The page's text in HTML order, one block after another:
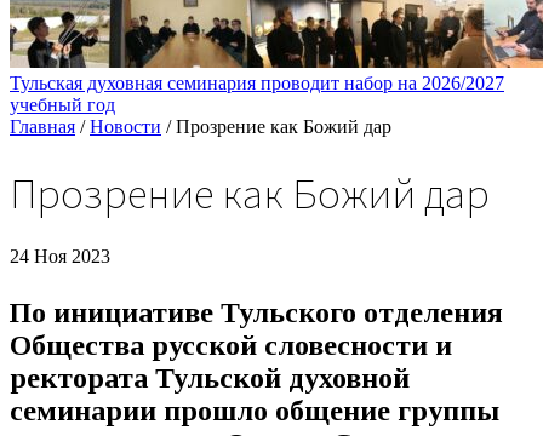
Тульская духовная семинария проводит набор на 2026/2027
учебный год
Главная / Новости / Прозрение как Божий дар
Прозрение как Божий дар
24 Ноя 2023
По инициативе Тульского отделения
Общества русской словесности и
ректората Тульской духовной
семинарии прошло общение группы